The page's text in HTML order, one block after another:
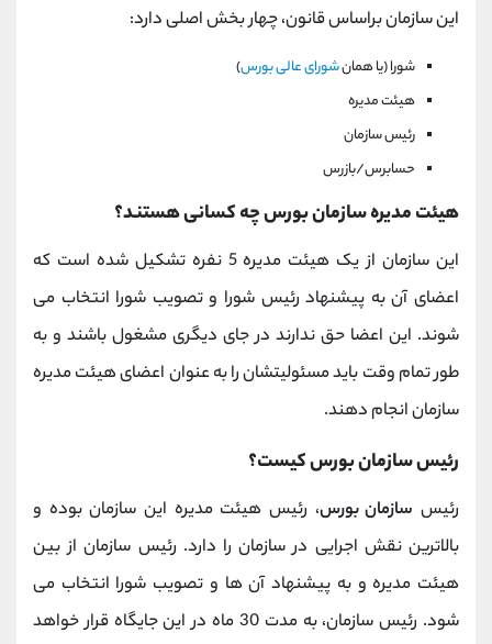
این سازمان براساس قانون، چهار بخش اصلی دارد:
شورا (یا همانشورای عالی بورس)
هیئت مدیره
رئیس سازمان
حسابرس/بازرس
هیئت مدیره سازمان بورس چه کسانی هستند؟
این سازمان از یک هیئت مدیره 5 نفره تشکیل شده است که
اعضای آن به پیشنهاد رئیس شورا و تصویب شورا انتخاب می
شوند. این اعضا حق ندارند در جای دیگری مشغول باشند و به
طور تمام وقت باید مسئولیتشان را به عنوان اعضای هیئت مدیره
سازمان انجام دهند.
رئیس سازمان بورس کیست؟
رئیس سازمان بورس، رئیس هیئت مدیره این سازمان بوده و
بالاترین نقش اجرایی در سازمان را دارد. رئیس سازمان از بین
هیئت مدیره و به پیشنهاد آن ها و تصویب شورا انتخاب می
شود. رئیس سازمان، به مدت 30 ماه در این جایگاه قرار خواهد